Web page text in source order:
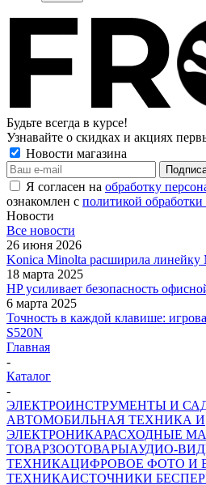
Будьте всегда в курсе!
Узнавайте о скидках и акциях
Новости магазина
Я согласен на обработку
ознакомлен с политикой
Новости
Все новости
26 июня 2026
Konica Minolta расширила
18 марта 2025
HP усиливает безопасность
6 марта 2025
Точность в каждой клавише:
S520N
Главная
-
Каталог
-
ЭЛЕКТРОИНСТРУМЕНТЫ И
АВТОМОБИЛЬНАЯ ТЕХНИКА И
ЭЛЕКТРОНИКАРАСХОДНЫЕ
ТОВАРЗООТОВАРЫАУДИО-
ТЕХНИКАЦИФРОВОЕ ФОТО И
ТЕХНИКАИСТОЧНИКИ